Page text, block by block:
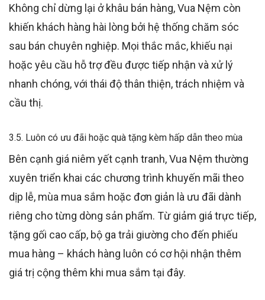
Không chỉ dừng lại ở khâu bán hàng, Vua Nệm còn
khiến khách hàng hài lòng bởi hệ thống chăm sóc
sau bán chuyên nghiệp. Mọi thắc mắc, khiếu nại
hoặc yêu cầu hỗ trợ đều được tiếp nhận và xử lý
nhanh chóng, với thái độ thân thiện, trách nhiệm và
cầu thị.
3.5. Luôn có ưu đãi hoặc quà tặng kèm hấp dẫn theo mùa
Bên cạnh giá niêm yết cạnh tranh, Vua Nệm thường
xuyên triển khai các chương trình khuyến mãi theo
dịp lễ, mùa mua sắm hoặc đơn giản là ưu đãi dành
riêng cho từng dòng sản phẩm. Từ giảm giá trực tiếp,
tặng gối cao cấp, bộ ga trải giường cho đến phiếu
mua hàng – khách hàng luôn có cơ hội nhận thêm
giá trị cộng thêm khi mua sắm tại đây.